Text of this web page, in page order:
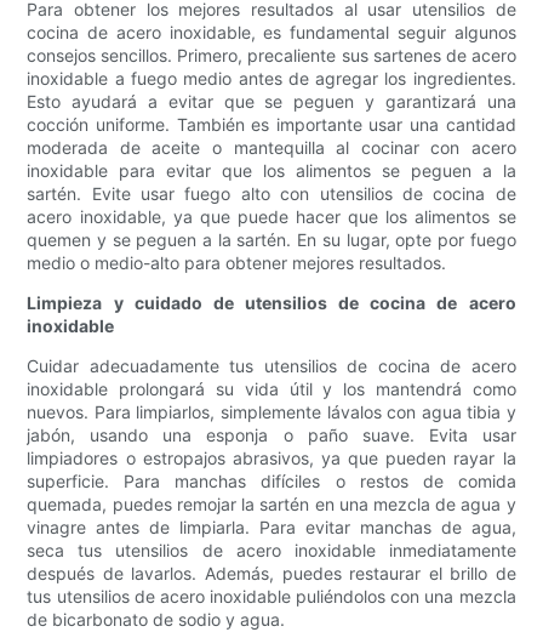
Para obtener los mejores resultados al usar utensilios de
cocina de acero inoxidable, es fundamental seguir algunos
consejos sencillos. Primero, precaliente sus sartenes de acero
inoxidable a fuego medio antes de agregar los ingredientes.
Esto ayudará a evitar que se peguen y garantizará una
cocción uniforme. También es importante usar una cantidad
moderada de aceite o mantequilla al cocinar con acero
inoxidable para evitar que los alimentos se peguen a la
sartén. Evite usar fuego alto con utensilios de cocina de
acero inoxidable, ya que puede hacer que los alimentos se
quemen y se peguen a la sartén. En su lugar, opte por fuego
medio o medio-alto para obtener mejores resultados.
Limpieza y cuidado de utensilios de cocina de acero
inoxidable
Cuidar adecuadamente tus utensilios de cocina de acero
inoxidable prolongará su vida útil y los mantendrá como
nuevos. Para limpiarlos, simplemente lávalos con agua tibia y
jabón, usando una esponja o paño suave. Evita usar
limpiadores o estropajos abrasivos, ya que pueden rayar la
superficie. Para manchas difíciles o restos de comida
quemada, puedes remojar la sartén en una mezcla de agua y
vinagre antes de limpiarla. Para evitar manchas de agua,
seca tus utensilios de acero inoxidable inmediatamente
después de lavarlos. Además, puedes restaurar el brillo de
tus utensilios de acero inoxidable puliéndolos con una mezcla
de bicarbonato de sodio y agua.